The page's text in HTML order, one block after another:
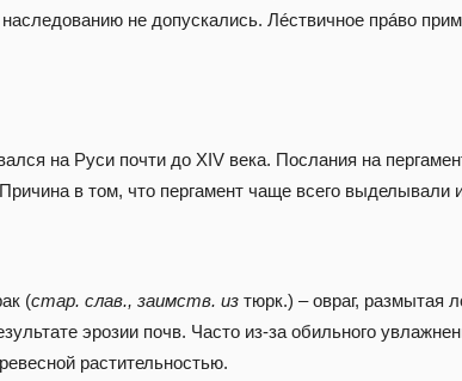
не допускались. Лéствичное прáво
на Руси почти до ХIV века. Послания на
в том, что пергамент чаще всего выделывали
(стар. слав., заимств. из тюрк.) – овраг, размытая
эрозии почв. Часто из-за обильного
растительностью.